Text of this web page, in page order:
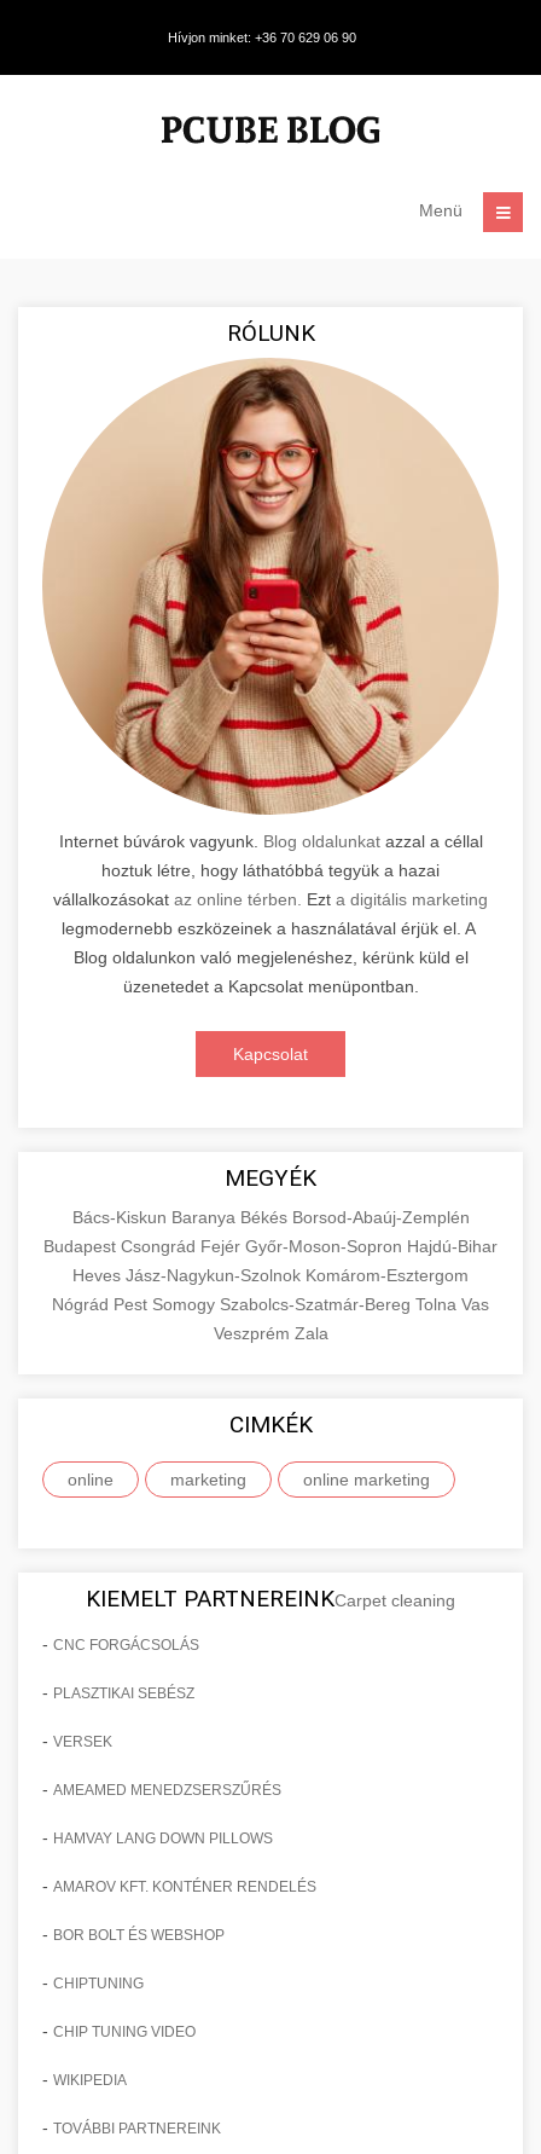
Hívjon minket: +36 70 629 06 90
Menü
RÓLUNK
Internet búvárok vagyunk. Blog oldalunkatazzal a céllal
hoztuk létre, hogy láthatóbbá tegyük a hazai
vállalkozásokat az online térben. Ezt a digitális marketing
legmodernebb eszközeinek a használatával érjük el. A
Blog oldalunkon való megjelenéshez, kérünk küld el
üzenetedet a Kapcsolat menüpontban.
Kapcsolat
MEGYÉK
Bács-Kiskun Baranya Békés Borsod-Abaúj-Zemplén
Budapest Csongrád Fejér Győr-Moson-Sopron Hajdú-Bihar
Heves Jász-Nagykun-Szolnok Komárom-Esztergom
Nógrád Pest Somogy Szabolcs-Szatmár-Bereg Tolna Vas
Veszprém Zala
CIMKÉK
online marketing online marketing
KIEMELT PARTNEREINKCarpet cleaning
- CNC FORGÁCSOLÁS
- PLASZTIKAI SEBÉSZ
- VERSEK
- AMEAMED MENEDZSERSZŰRÉS
- HAMVAY LANG DOWN PILLOWS
- AMAROV KFT. KONTÉNER RENDELÉS
- BOR BOLT ÉS WEBSHOP
- CHIPTUNING
- CHIP TUNING VIDEO
- WIKIPEDIA
- TOVÁBBI PARTNEREINK